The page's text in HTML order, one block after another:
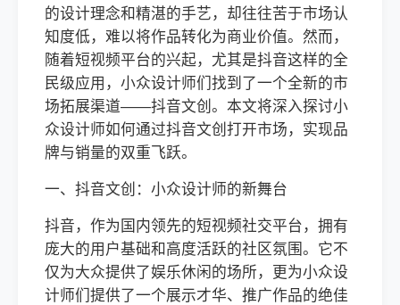
的设计理念和精湛的手艺，却往往苦于市场认
知度低，难以将作品转化为商业价值。然而，
随着短视频平台的兴起，尤其是抖音这样的全
民级应用，小众设计师们找到了一个全新的市
场拓展渠道——抖音文创。本文将深入探讨小
众设计师如何通过抖音文创打开市场，实现品
牌与销量的双重飞跃。
一、抖音文创：小众设计师的新舞台
抖音，作为国内领先的短视频社交平台，拥有
庞大的用户基础和高度活跃的社区氛围。它不
仅为大众提供了娱乐休闲的场所，更为小众设
计师们提供了一个展示才华、推广作品的绝佳